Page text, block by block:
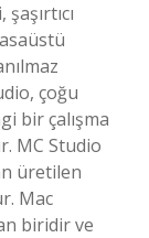
çoğu
bir çalışma
MC Studio
üretilen
Mac
biridir ve